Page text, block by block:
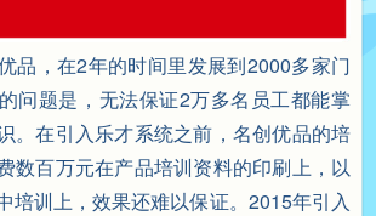
品，在2年的时间里发展到2000多家门
问题是，无法保证2万多名员工都能掌
。在引入乐才系统之前，名创优品的培
数百万元在产品培训资料的印刷上，以
培训上，效果还难以保证。2015年引入